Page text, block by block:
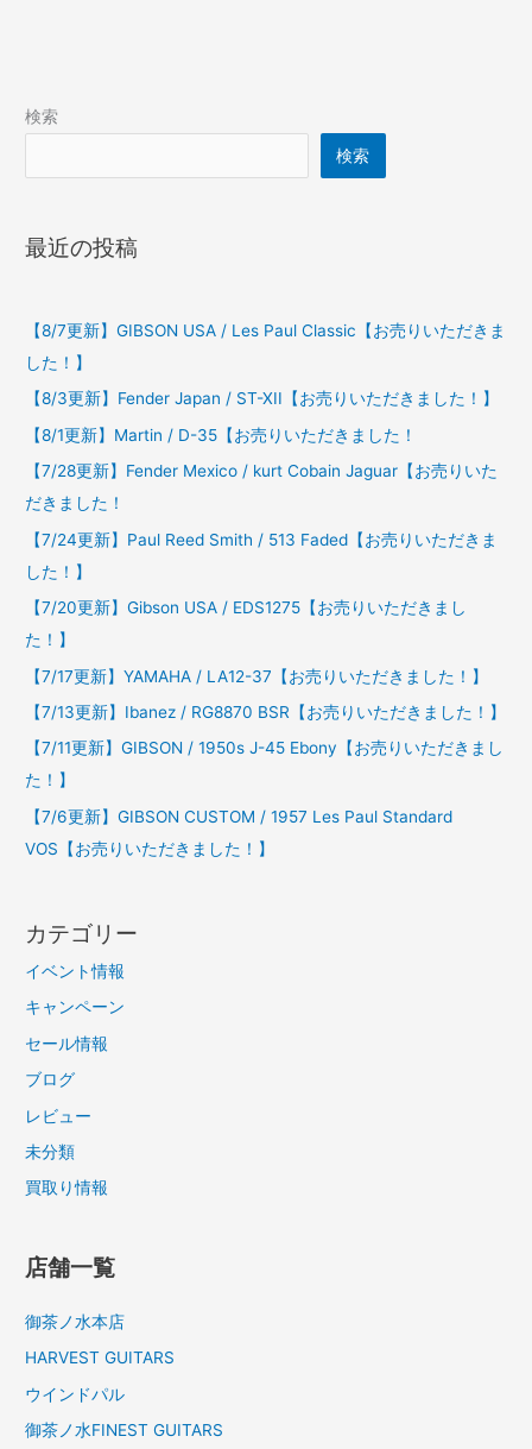
検索
検索
最近の投稿
【8/7更新】GIBSON USA / Les Paul Classic【お売りいただきま
した！】
【8/3更新】Fender Japan / ST-XII【お売りいただきました！】
【8/1更新】Martin / D-35【お売りいただきました！
【7/28更新】Fender Mexico / kurt Cobain Jaguar【お売りいた
だきました！
【7/24更新】Paul Reed Smith / 513 Faded【お売りいただきま
した！】
【7/20更新】Gibson USA / EDS1275【お売りいただきまし
た！】
【7/17更新】YAMAHA / LA12-37【お売りいただきました！】
【7/13更新】Ibanez / RG8870 BSR【お売りいただきました！】
【7/11更新】GIBSON / 1950s J-45 Ebony【お売りいただきまし
た！】
【7/6更新】GIBSON CUSTOM / 1957 Les Paul Standard
VOS【お売りいただきました！】
カテゴリー
イベント情報
キャンペーン
セール情報
ブログ
レビュー
未分類
買取り情報
店舗一覧
御茶ノ水本店
HARVEST GUITARS
ウインドパル
御茶ノ水FINEST GUITARS